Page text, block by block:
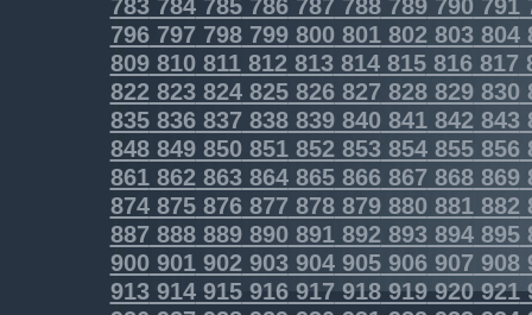
796797798799800801802803804
809810811812813814815816817
822823824825826827 828829830
835836837838839840841842843
848849850851852853854855856
861862863864865866867 868869
874875876877 878879880 881882
887888889890891892893894895
900901902903904905906907 908
913914915916917918919920921